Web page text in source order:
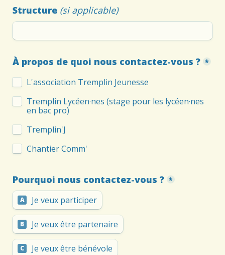
Structure (si applicable)
À propos de quoi nous contactez-vous ? *
L'association Tremplin Jeunesse
Tremplin Lycéen·nes (stage pour les lycéen·nes
en bac pro)
Tremplin'J
Chantier Comm'
Pourquoi nous contactez-vous ? *
A Je veux participer
B Je veux être partenaire
C Je veux être bénévole